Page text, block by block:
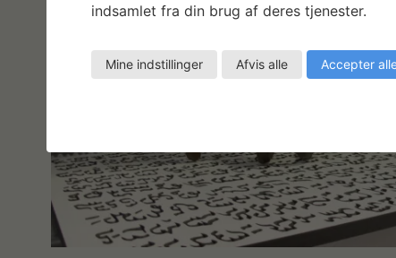
indsamlet fra din brug af deres tjenester.
Mine indstillinger Afvis alle Accepter